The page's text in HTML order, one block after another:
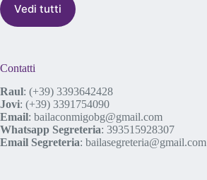
Vedi tutti
Contatti
Raul: (+39) 3393642428
Jovi: (+39) 3391754090
Email: bailaconmigobg@gmail.com
Whatsapp Segreteria: 393515928307
Email Segreteria: bailasegreteria@gmail.com